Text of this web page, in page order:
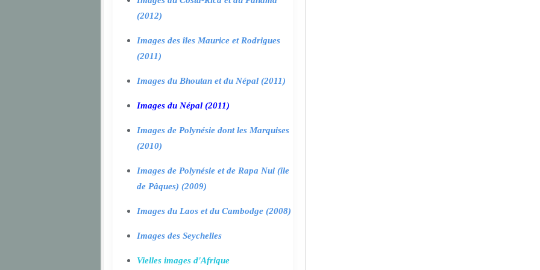
(2012)
Images des îles Maurice et Rodrigues
(2011)
Images du Bhoutan et du Népal (2011)
Images du Népal (2011)
Images de Polynésie dont les Marquises
(2010)
Images de Polynésie et de Rapa Nui (île
de Pâques) (2009)
Images du Laos et du Cambodge (2008)
Images des Seychelles
Vielles images d'Afrique